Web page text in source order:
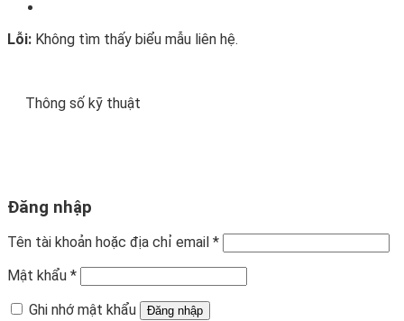
Lỗi: Không tìm thấy biểu mẫu liên hệ.
Thông số kỹ thuật
Đăng nhập
Tên tài khoản hoặc địa chỉ email *
Mật khẩu *
Ghi nhớ mật khẩu
Đăng nhập